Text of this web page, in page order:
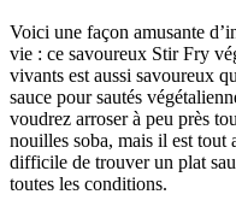
Voici une façon amusante
vie : ce savoureux Stir Fry
vivants est aussi savoureux
sauce pour sautés
voudrez arroser à peu près
nouilles soba, mais il est tout
difficile de trouver un plat
toutes les conditions.